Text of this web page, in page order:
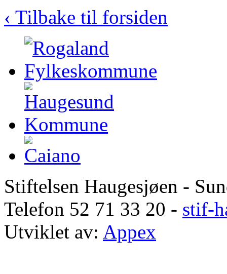
‹ Tilbake til forsiden
Stiftelsen Haugesjøen -
Telefon 52 71 33 20 - stif-
Utviklet av: Appex